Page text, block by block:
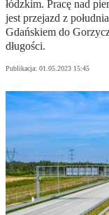
łódzkim. Pracę nad
jest przejazd z
Gdańskiem do
długości.
Publikacja: 01.05.2023 15:45